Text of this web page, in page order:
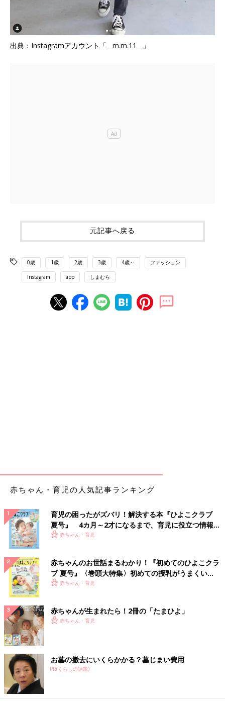
出典：Instagramアカウント「__m.m.11__」
元記事へ戻る
0歳 1歳 2歳 3歳 4歳～ ファッション
Instagram app しまむら
赤ちゃん・育児の人気記事ランキング
育児の困ったがズバリ！解決する本『ひよこクラブ
夏号』 4カ月～2才になるまで、育児に役立つ情報が
いっぱい！
赤ちゃん・育児
赤ちゃんのお世話まるわかり！『初めてのひよこクラ
ブ 夏号』〈巻頭大特集〉初めての授乳がうまくい
く！ おっぱい・ミルクの基本と夏のトラブル 解決テ
赤ちゃん・育児
赤ちゃんが生まれたら！2冊の「たまひよ」
赤ちゃん・育児
お墓の撤去にいくらかかる？墓じまい費用
PR(くらしの話題)